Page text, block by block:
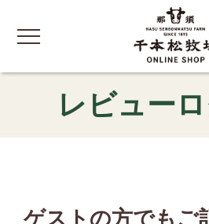
レビュー
ゲストの方でもご